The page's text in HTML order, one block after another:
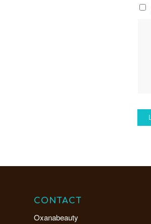
CONTACT
Oxanabeauty